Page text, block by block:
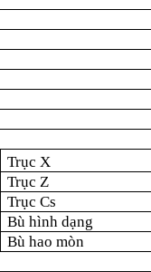
Trục X
Trục Z
Trục Cs
Bù hình dạng
Bù hao mòn